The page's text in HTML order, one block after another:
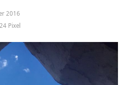
2016
Pixel